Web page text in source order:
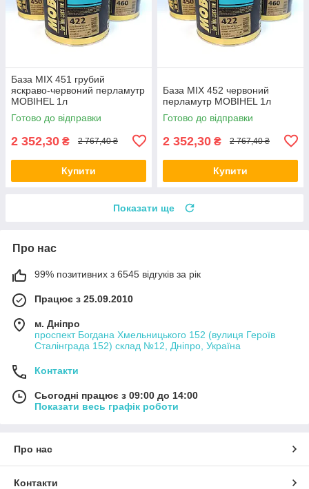
База MIX 451 грубий
яскраво-червоний перламутр
MOBIHEL 1л
Готово до відправки
2 352,30 ₴ 2 767,40 ₴
Купити
База MIX 452 червоний
перламутр MOBIHEL 1л
Готово до відправки
2 352,30 ₴ 2 767,40 ₴
Купити
Показати ще
Про нас
99% позитивних з 6545 відгуків за рік
Працює з 25.09.2010
м. Дніпро
проспект Богдана Хмельницького 152 (вулиця Героїв
Сталінграда 152) склад №12, Дніпро, Україна
Контакти
Сьогодні працює з 09:00 до 14:00
Показати весь графік роботи
Про нас
Контакти